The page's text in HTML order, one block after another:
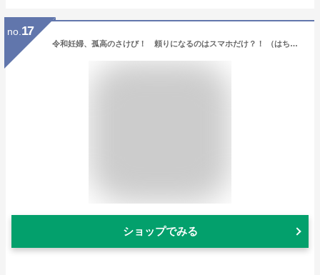
no. 17
令和妊婦、孤高のさけび！ 頼りになるのはスマホだけ？！ （はちみつコミックエッセイ） [ 真船佳奈 ]
ショップでみる